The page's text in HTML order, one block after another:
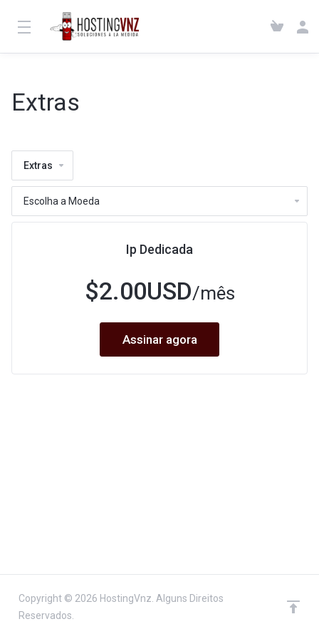
Extras
Extras
Ip Dedicada
$2.00USD/mês
Assinar agora
Copyright © 2026 HostingVnz. Alguns Direitos
Reservados.